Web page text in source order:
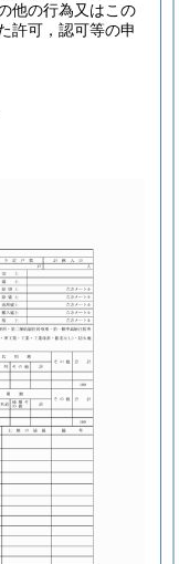
他の行為又はこの
許可，認可等の申